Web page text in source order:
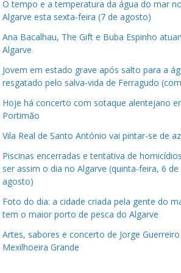
O tempo e a temperatura da água do mar no
Algarve esta sexta-feira (7 de agosto)
Ana Bacalhau, The Gift e Buba Espinho
Algarve
Jovem em estado grave após salto para a
resgatado pelo salva-vida de Ferragudo
Hoje há concerto com sotaque alentejano
Portimão
Vila Real de Santo António vai pintar-se de
Piscinas encerradas e tentativa de
ser assim o dia no Algarve (quinta-feira, 6 de
agosto)
Foto do dia: a cidade criada pela gente do
tem o maior porto de pesca do Algarve
Artes, sabores e concerto de Jorge
Mexilhoeira Grande